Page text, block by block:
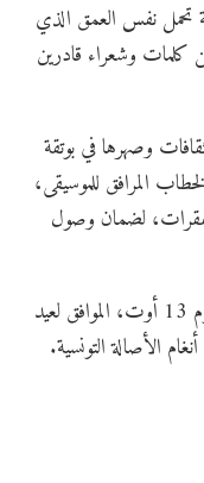
تحمل نفس العمق الذي
كلمات وشعراء قادرين
وصهرها في بوتقة
المرافق للموسيقى،
لضمان وصول
وسيختتم مهرجان الحمامات الدولي دورته 59 يوم 13 أوت، الموافق لعيد
الأصالة التونسية.